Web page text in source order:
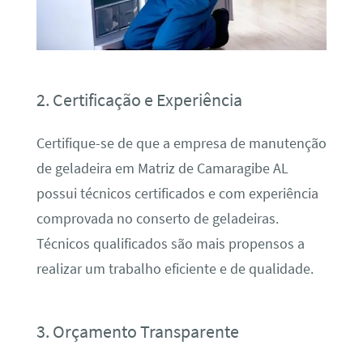
2. Certificação e Experiência
Certifique-se de que a empresa de manutenção
de geladeira em Matriz de Camaragibe AL
possui técnicos certificados e com experiência
comprovada no conserto de geladeiras.
Técnicos qualificados são mais propensos a
realizar um trabalho eficiente e de qualidade.
3. Orçamento Transparente